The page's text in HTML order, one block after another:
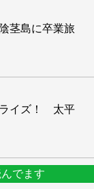
茎島に卒業旅
ライズ！ 太平
でます